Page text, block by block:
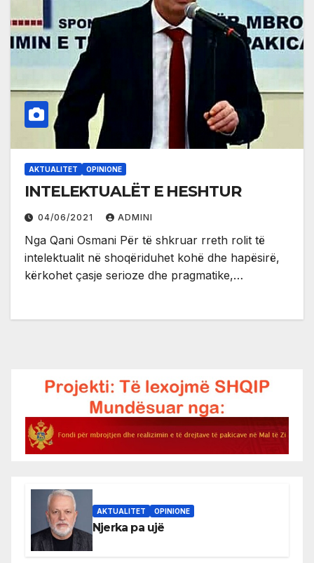
AKTUALITET OPINIONE
INTELEKTUALËT E HESHTUR
04/06/2021 ADMINI
Nga Qani Osmani Për të shkruar rreth rolit të
intelektualit në shoqëriduhet kohë dhe hapësirë,
kërkohet çasje serioze dhe pragmatike,…
AKTUALITET OPINIONE
Njerka pa ujë